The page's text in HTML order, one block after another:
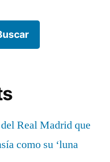
Real Madrid que
como su ‘luna